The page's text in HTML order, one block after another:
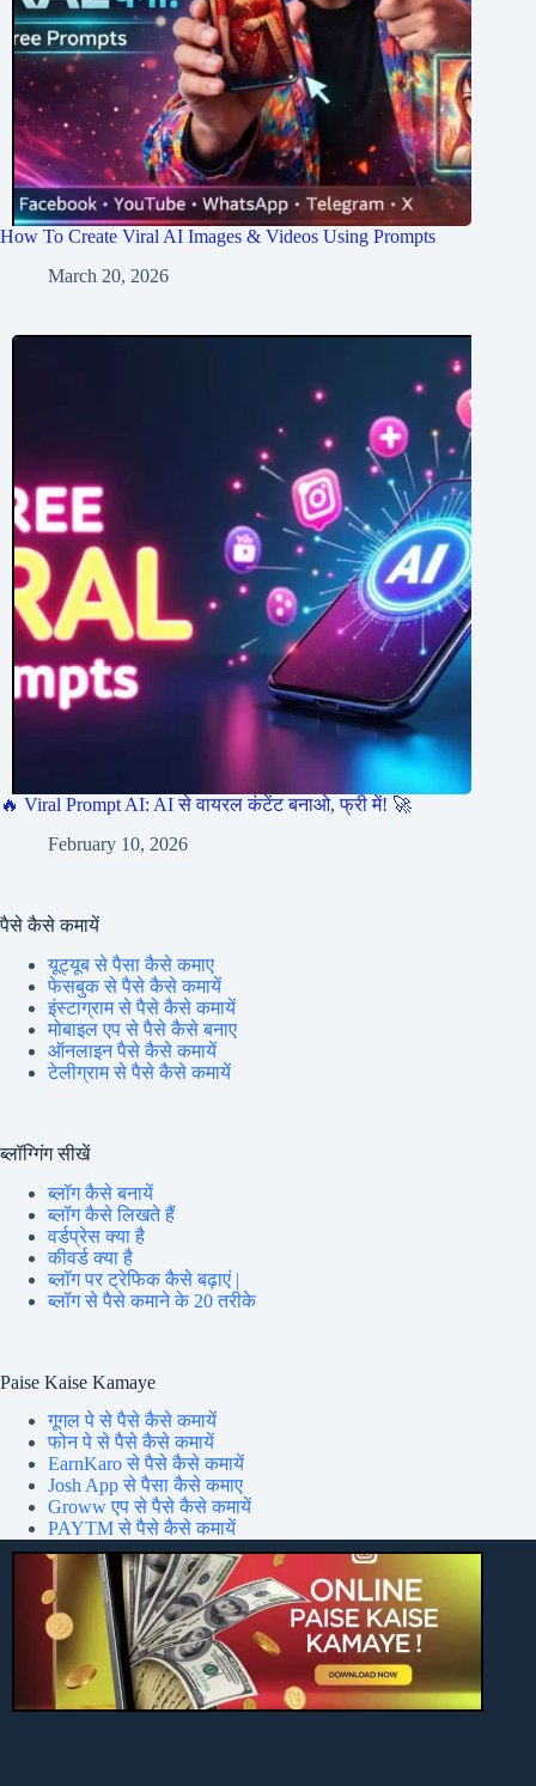
How To Create Viral AI Images & Videos Using Prompts
March 20, 2026
🔥 Viral Prompt AI: AI से वायरल कंटेंट बनाओ, फ्री में! 🚀
February 10, 2026
पैसे कैसे कमायें
यूट्यूब से पैसा कैसे कमाए
फेसबुक से पैसे कैसे कमायें
इंस्टाग्राम से पैसे कैसे कमायें
मोबाइल एप से पैसे कैसे बनाए
ऑनलाइन पैसे कैसे कमायें
टेलीग्राम से पैसे कैसे कमायें
ब्लॉग्गिंग सीखें
ब्लॉग कैसे बनायें
ब्लॉग कैसे लिखते हैं
वर्डप्रेस क्या है
कीवर्ड क्या है
ब्लॉग पर ट्रेफिक कैसे बढ़ाएं |
ब्लॉग से पैसे कमाने के 20 तरीके
Paise Kaise Kamaye
गूगल पे से पैसे कैसे कमायें
फोन पे से पैसे कैसे कमायें
EarnKaro से पैसे कैसे कमायें
Josh App से पैसा कैसे कमाए
Groww एप से पैसे कैसे कमायें
PAYTM से पैसे कैसे कमायें